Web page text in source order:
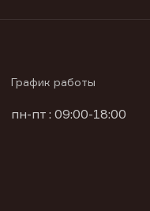
График работы
пн-пт : 09:00-18:00